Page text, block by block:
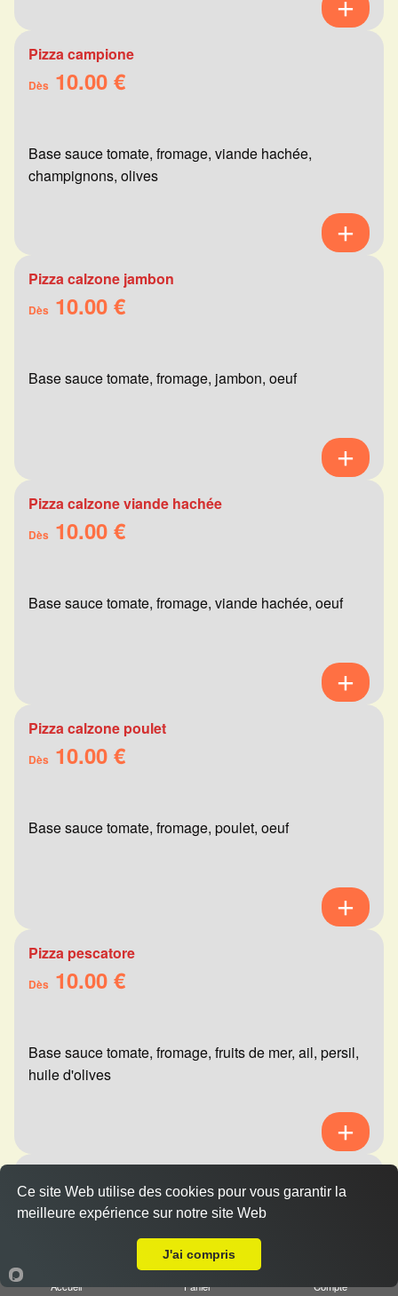
Pizza campione
Dès 10.00 €
Base sauce tomate, fromage, viande hachée,
champignons, olives
Pizza calzone jambon
Dès 10.00 €
Base sauce tomate, fromage, jambon, oeuf
Pizza calzone viande hachée
Dès 10.00 €
Base sauce tomate, fromage, viande hachée, oeuf
Pizza calzone poulet
Dès 10.00 €
Base sauce tomate, fromage, poulet, oeuf
Pizza pescatore
Dès 10.00 €
Base sauce tomate, fromage, fruits de mer, ail, persil,
huile d'olives
Dès10.00 €
Base sauce tomate, fromage, viande hachée,
Accueil Panier Compte
Ce site Web utilise des cookies pour vous garantir la
meilleure expérience sur notre site Web
J'ai compris